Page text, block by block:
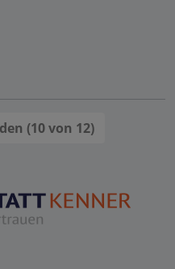
(10 von 12)